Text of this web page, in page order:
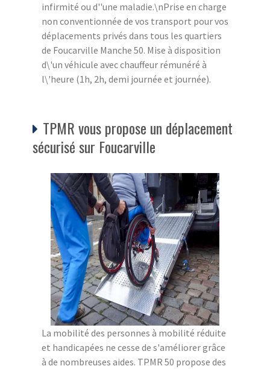
infirmité ou d''une maladie.\nPrise en charge
non conventionnée de vos transport pour vos
déplacements privés dans tous les quartiers
de Foucarville Manche 50. Mise à disposition
d\'un véhicule avec chauffeur rémunéré à
l\'heure (1h, 2h, demi journée et journée).
TPMR vous propose un déplacement
sécurisé sur Foucarville
La mobilité des personnes à mobilité réduite
et handicapées ne cesse de s'améliorer grâce
à de nombreuses aides. TPMR 50 propose des